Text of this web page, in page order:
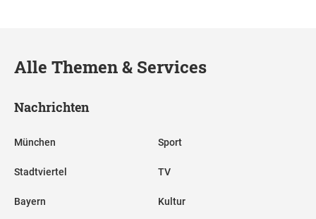
Alle Themen & Services
Nachrichten
München
Stadtviertel
Bayern
Sport
TV
Kultur